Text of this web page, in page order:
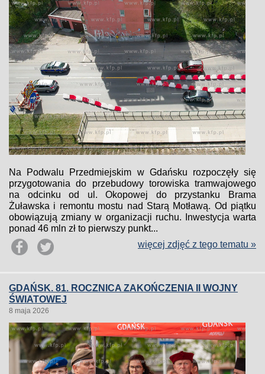
Na Podwalu Przedmiejskim w Gdańsku rozpoczęły się
przygotowania do przebudowy torowiska tramwajowego
na odcinku od ul. Okopowej do przystanku Brama
Żuławska i remontu mostu nad Starą Motławą. Od piątku
obowiązują zmiany w organizacji ruchu. Inwestycja warta
ponad 46 mln zł to pierwszy punkt...
więcej zdjęć z tego tematu »
GDAŃSK. 81. ROCZNICA ZAKOŃCZENIA II WOJNY
ŚWIATOWEJ
8 maja 2026